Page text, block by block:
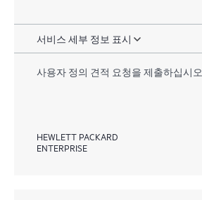
서비스 세부 정보 표시
사용자 정의 견적 요청을 제출하십시오
HEWLETT PACKARD
ENTERPRISE